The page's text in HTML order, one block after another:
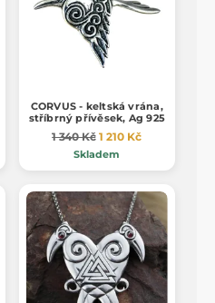
CORVUS - keltská vrána,
stříbrný přívěsek, Ag 925
1 340 Kč 1 210 Kč
Skladem